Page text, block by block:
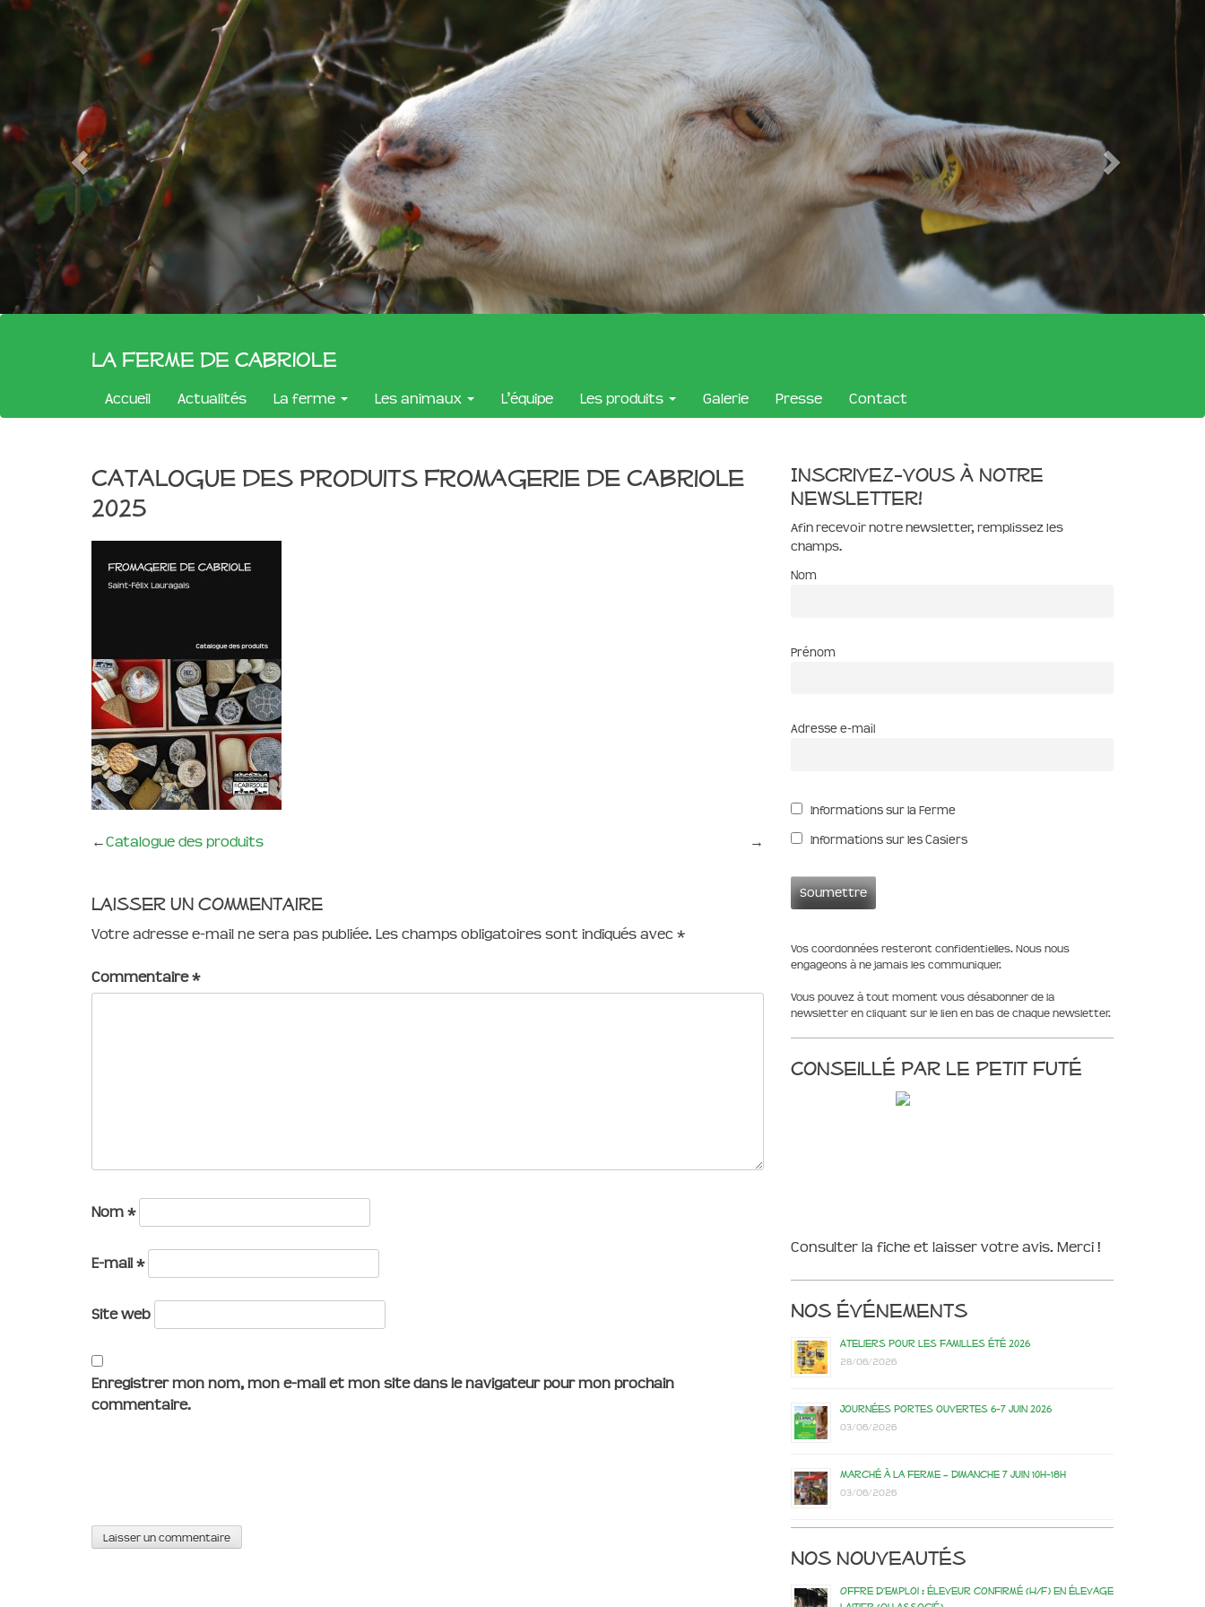
La Ferme de Cabriole
Accueil Actualités La ferme Les animaux L’équipe Les produits Galerie Presse Contact
Catalogue des produits Fromagerie de Cabriole
2025
←Catalogue des produits →
Laisser un commentaire
Votre adresse e-mail ne sera pas publiée. Les champs obligatoires sont indiqués avec *
Commentaire*
Nom *
E-mail *
Site web
Enregistrer mon nom, mon e-mail et mon site dans le navigateur pour mon prochain
commentaire.
Inscrivez-vous à notre
newsletter!
Afin recevoir notre newsletter, remplissez les
champs.
Nom
Prénom
Adresse e-mail
Informations sur la Ferme
Informations sur les Casiers
Vos coordonnées resteront confidentielles. Nous nous
engageons à ne jamais les communiquer.
Vous pouvez à tout moment vous désabonner de la
newsletter en cliquant sur le lien en bas de chaque newsletter.
Conseillé par le Petit Futé
Consulter la fiche et laisser votre avis. Merci !
Nos événements
Ateliers pour les familles été 2026
28/06/2026
Journées portes ouvertes 6-7 juin 2026
03/06/2026
Marché à la ferme – dimanche 7 juin 10h-18h
03/06/2026
Nos nouveautés
Offre d’emploi : éleveur confirmé (H/F) en élevage